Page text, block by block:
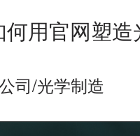
用官网塑
司/光学制造